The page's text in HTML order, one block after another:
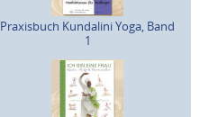
Praxisbuch Kundalini Yoga, Band
1